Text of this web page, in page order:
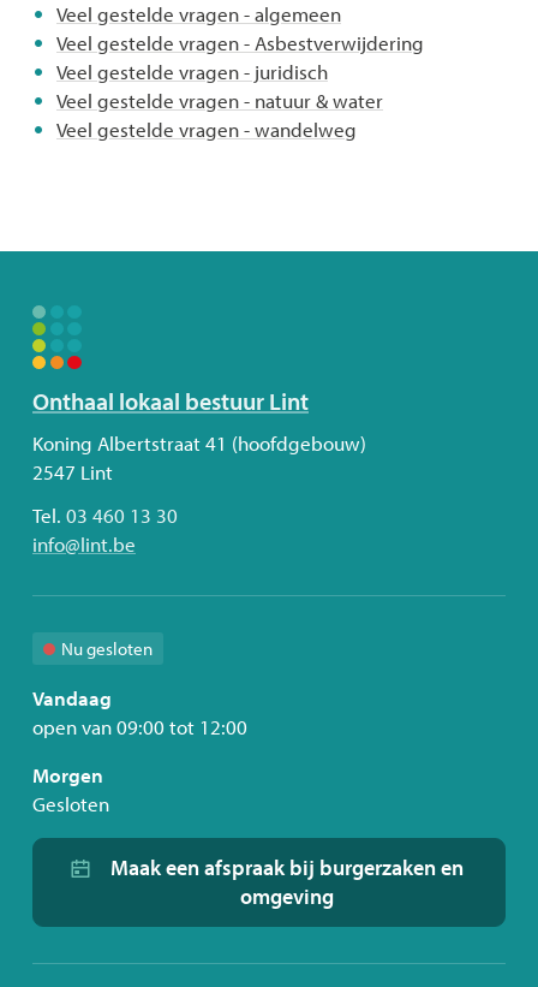
Veel gestelde vragen - algemeen
Veel gestelde vragen - Asbestverwijdering
Veel gestelde vragen - juridisch
Veel gestelde vragen - natuur & water
Veel gestelde vragen - wandelweg
Volg
ons
Onthaal lokaal bestuur Lint
Adres
Koning Albertstraat 41 (hoofdgebouw)
2547 Lint
Tel. 03 460 13 30
E-
info@lint.be
Nu gesloten
Vandaag
open van09:00 tot 12:00
Morgen
Gesloten
Maak een afspraak bij burgerzaken en
omgeving